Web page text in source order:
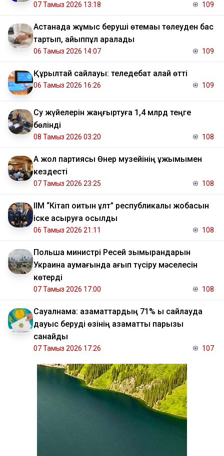
07 Тамыз 2026 13:18 109
Астанада жұмыс беруші өтемақы төлеуден бас
тартып, айыппұл арқалады
06 Тамыз 2026 14:07 109
Құрылтай сайлауы: теледебат қалай өтті
06 Тамыз 2026 16:26 109
Су жүйелерін жаңғыртуға 1,4 млрд теңге
бөлінді
08 Тамыз 2026 03:20 108
Ақ жол партиясы Өнер музейінің ұжымымен
кездесті
07 Тамыз 2026 23:25 108
ІІМ “Кітап оқитын ұлт” республикалық жобасын
іске асыруға қосылды
06 Тамыз 2026 21:11 108
Польша министрі Ресей зымырандарын
Украина аумағында қағып түсіру мәселесін
көтерді
07 Тамыз 2026 17:00 108
Сауалнама: азаматтардың 71% ы сайлауда
дауыс беруді өзінің азаматтық парызы
санайды
07 Тамыз 2026 17:26 107